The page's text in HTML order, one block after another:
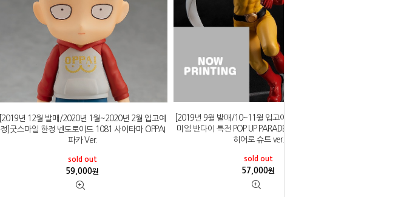
[2019년 12월 발매/2020년 1월~2020년 2월 입고예
정]굿스마일 한정 넨도로이드 1081 사이타마 OPPAI
파카 Ver.
sold out
59,000원
[2019년 9월 발매/10~11월 입고예정]굿스마일 프리
미엄 반다이 특전 POP UP PARADE 원펀맨 사이타마
히어로 슈트 ver.
sold out
57,000원